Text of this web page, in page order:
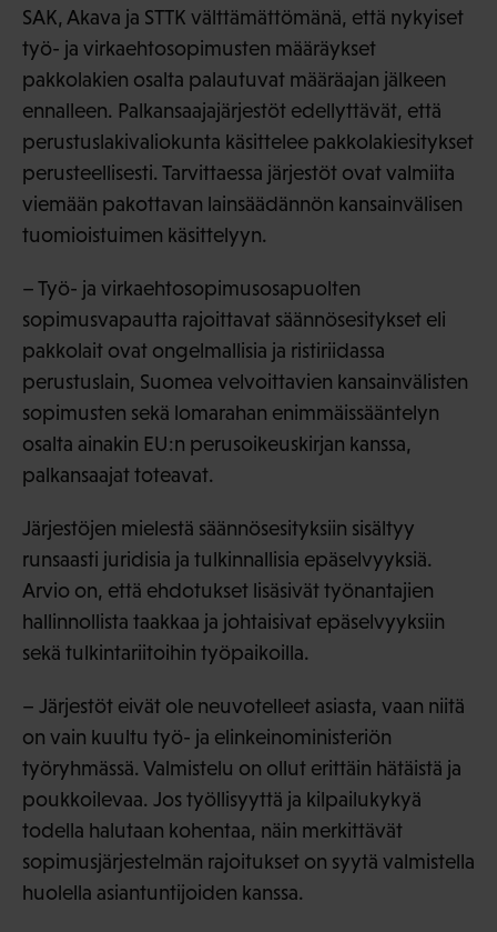
SAK, Akava ja STTK välttämättömänä, että nykyiset
työ- ja virkaehtosopimusten määräykset
pakkolakien osalta palautuvat määräajan jälkeen
ennalleen. Palkansaajajärjestöt edellyttävät, että
perustuslakivaliokunta käsittelee pakkolakiesitykset
perusteellisesti. Tarvittaessa järjestöt ovat valmiita
viemään pakottavan lainsäädännön kansainvälisen
tuomioistuimen käsittelyyn.
– Työ- ja virkaehtosopimusosapuolten
sopimusvapautta rajoittavat säännösesitykset eli
pakkolait ovat ongelmallisia ja ristiriidassa
perustuslain, Suomea velvoittavien kansainvälisten
sopimusten sekä lomarahan enimmäissääntelyn
osalta ainakin EU:n perusoikeuskirjan kanssa,
palkansaajat toteavat.
Järjestöjen mielestä säännösesityksiin sisältyy
runsaasti juridisia ja tulkinnallisia epäselvyyksiä.
Arvio on, että ehdotukset lisäsivät työnantajien
hallinnollista taakkaa ja johtaisivat epäselvyyksiin
sekä tulkintariitoihin työpaikoilla.
– Järjestöt eivät ole neuvotelleet asiasta, vaan niitä
on vain kuultu työ- ja elinkeinoministeriön
työryhmässä. Valmistelu on ollut erittäin hätäistä ja
poukkoilevaa. Jos työllisyyttä ja kilpailukykyä
todella halutaan kohentaa, näin merkittävät
sopimusjärjestelmän rajoitukset on syytä valmistella
huolella asiantuntijoiden kanssa.